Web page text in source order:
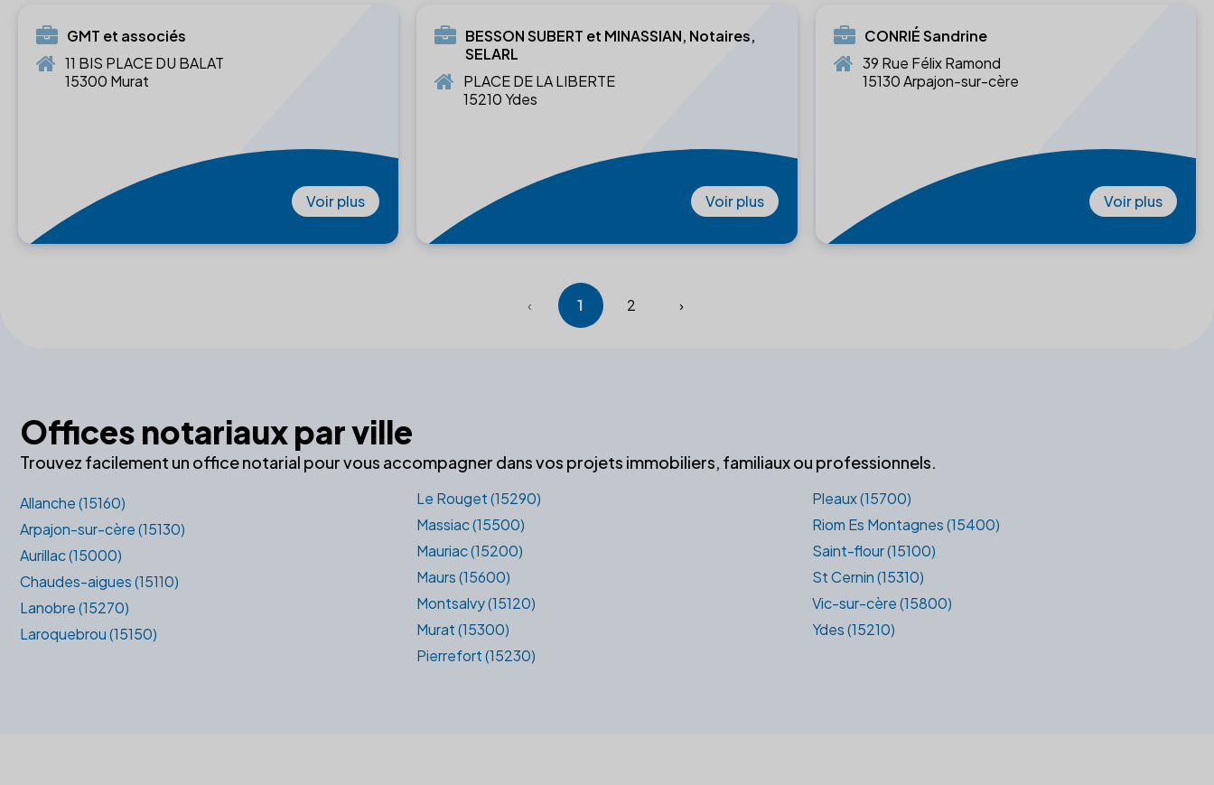
GMT et associés
11 BIS PLACE DU BALAT
15300 Murat
Voir plus
BESSON SUBERT et MINASSIAN, Notaires,
SELARL
PLACE DE LA LIBERTE
15210 Ydes
Voir plus
CONRIÉ Sandrine
39 Rue Félix Ramond
15130 Arpajon-sur-cère
Voir plus
‹ 1 2 ›
Offices notariaux par ville
Trouvez facilement un office notarial pour vous accompagner dans vos projets immobiliers, familiaux ou professionnels.
Allanche (15160)
Arpajon-sur-cère (15130)
Aurillac (15000)
Chaudes-aigues (15110)
Lanobre (15270)
Laroquebrou (15150)
Le Rouget (15290)
Massiac (15500)
Mauriac (15200)
Maurs (15600)
Montsalvy (15120)
Murat (15300)
Pierrefort (15230)
Pleaux (15700)
Riom Es Montagnes (15400)
Saint-flour (15100)
St Cernin (15310)
Vic-sur-cère (15800)
Ydes (15210)